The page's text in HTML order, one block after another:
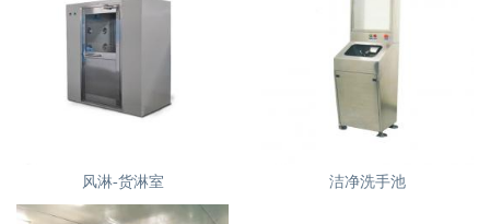
风淋-货淋室 洁净洗手池